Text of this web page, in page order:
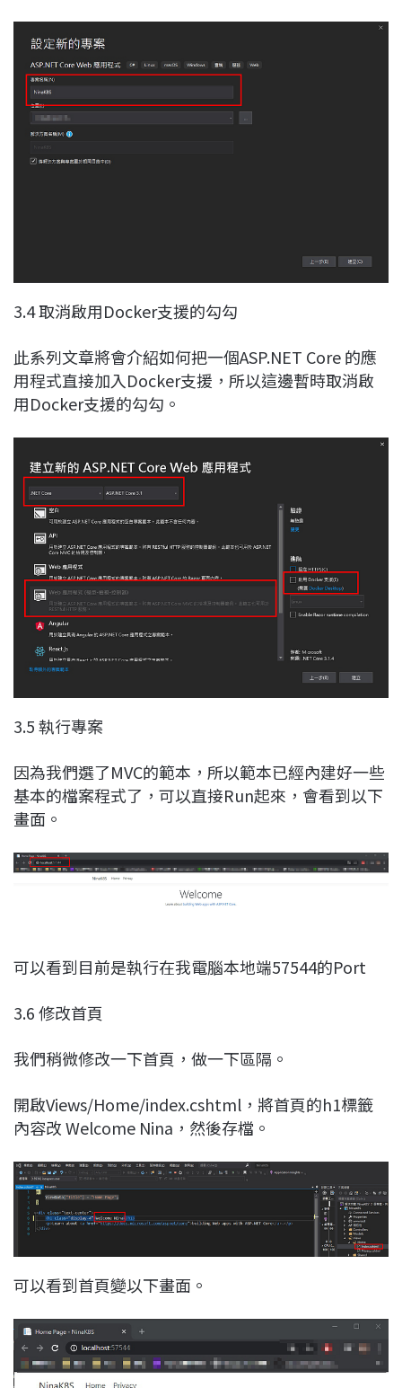
3.4 取消啟用Docker支援的勾勾
此系列文章將會介紹如何把一個ASP.NET Core 的應
用程式直接加入Docker支援，所以這邊暫時取消啟
用Docker支援的勾勾。
3.5 執行專案
因為我們選了MVC的範本，所以範本已經內建好一些
基本的檔案程式了，可以直接Run起來，會看到以下
畫面。
可以看到目前是執行在我電腦本地端57544的Port
3.6 修改首頁
我們稍微修改一下首頁，做一下區隔。
開啟Views/Home/index.cshtml，將首頁的h1標籤
內容改 Welcome Nina，然後存檔。
可以看到首頁變以下畫面。